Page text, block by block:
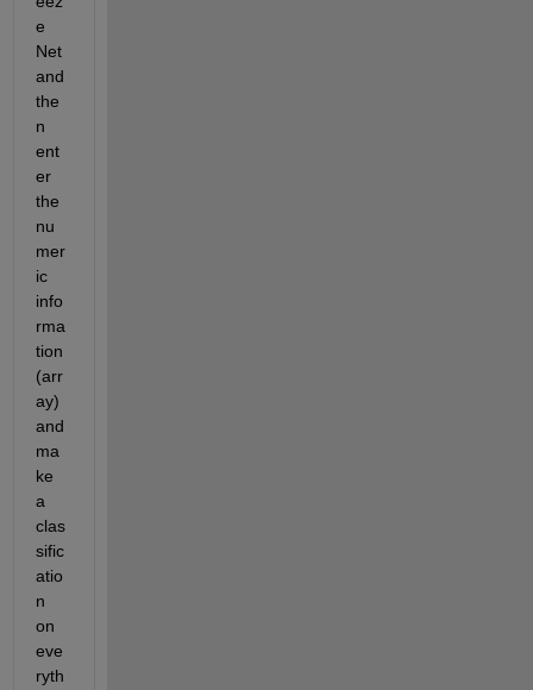
e
Net
and
the
n
ent
er
the
nu
mer
ic
info
rma
tion
(arr
ay)
and
ma
ke
a
clas
sific
atio
n
on
eve
ryth